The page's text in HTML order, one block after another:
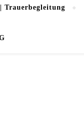
Trauerbegleitung